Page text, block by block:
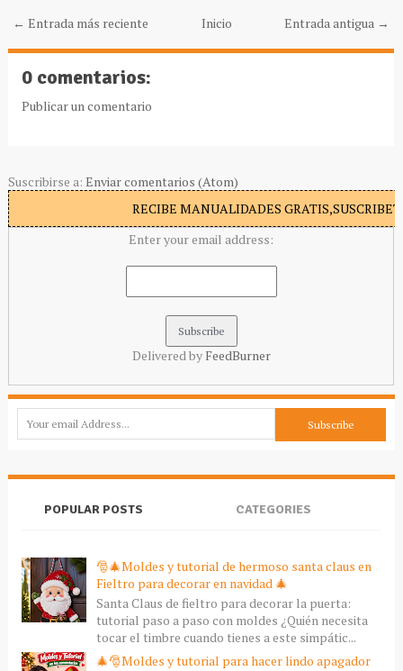
← Entrada más reciente Entrada antigua →
Inicio
0 comentarios:
Publicar un comentario
Suscribirse a: Enviar comentarios (Atom)
RECIBE MANUALIDADES
Enter your email address:
Delivered by FeedBurner
POPULAR POSTS CATEGORIES
🎅🎄Moldes y tutorial de hermoso santa claus en
Fieltro para decorar en navidad 🎄
Santa Claus de fieltro para decorar la puerta:
tutorial paso a paso con moldes ¿Quién necesita
tocar el timbre cuando tienes a este simpátic...
🎄🎅Moldes y tutorial para hacer lindo apagador